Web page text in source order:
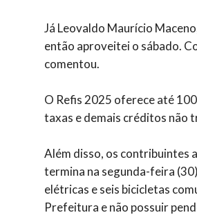
Já Leovaldo Maurício
então aproveitei o sábado.
comentou.
O Refis 2025 oferece até
taxas e demais créditos não
Além disso, os contribuintes
termina na segunda-feira
elétricas e seis bicicletas
Prefeitura e não possuir